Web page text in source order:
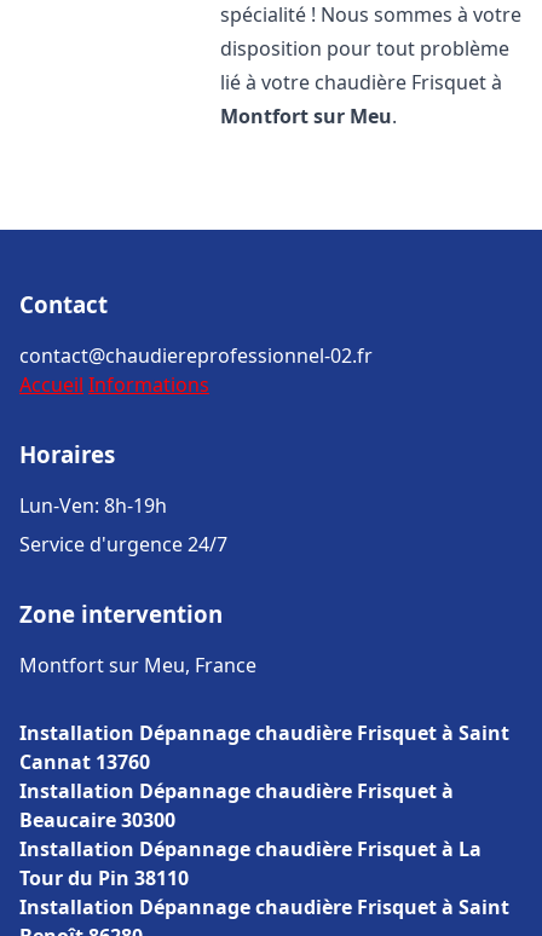
spécialité ! Nous sommes à votre
disposition pour tout problème
lié à votre chaudière Frisquet à
Montfort sur Meu.
Contact
contact@chaudiereprofessionnel-02.fr
Accueil Informations
Horaires
Lun-Ven: 8h-19h
Service d'urgence 24/7
Zone intervention
Montfort sur Meu, France
Installation Dépannage chaudière Frisquet à Saint
Cannat 13760
Installation Dépannage chaudière Frisquet à
Beaucaire 30300
Installation Dépannage chaudière Frisquet à La
Tour du Pin 38110
Installation Dépannage chaudière Frisquet à Saint